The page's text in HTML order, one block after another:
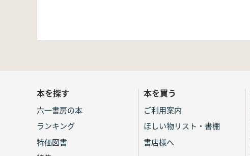
本を探す
六一書房の本
ランキング
特価図書
本を買う
ご利用案内
ほしい物リスト・書棚
書店様へ